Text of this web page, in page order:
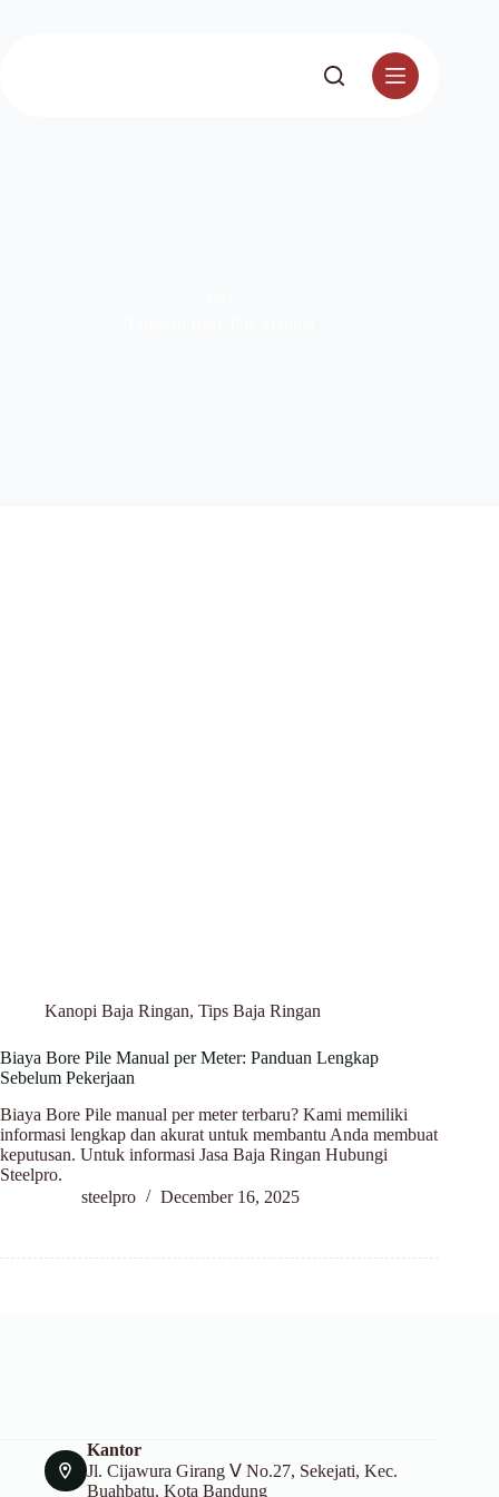
Kanopi Baja Ringan, Tips Baja Ringan
Biaya Bore Pile Manual per Meter: Panduan Lengkap
Sebelum Pekerjaan
Biaya Bore Pile manual per meter terbaru? Kami memiliki
informasi lengkap dan akurat untuk membantu Anda membuat
keputusan. Untuk informasi Jasa Baja Ringan Hubungi
Steelpro.
steelpro
December 16, 2025
Kantor
Jl. Cijawura Girang Ⅴ No.27, Sekejati, Kec.
Buahbatu, Kota Bandung